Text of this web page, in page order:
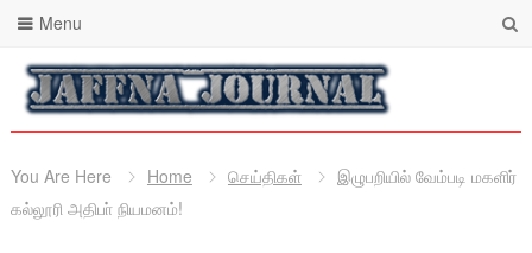
Menu
You Are Here Home செய்திகள்
இழுபறியில் வேம்படி மகளிர்
கல்லூரி அதிபா் நியமனம்!